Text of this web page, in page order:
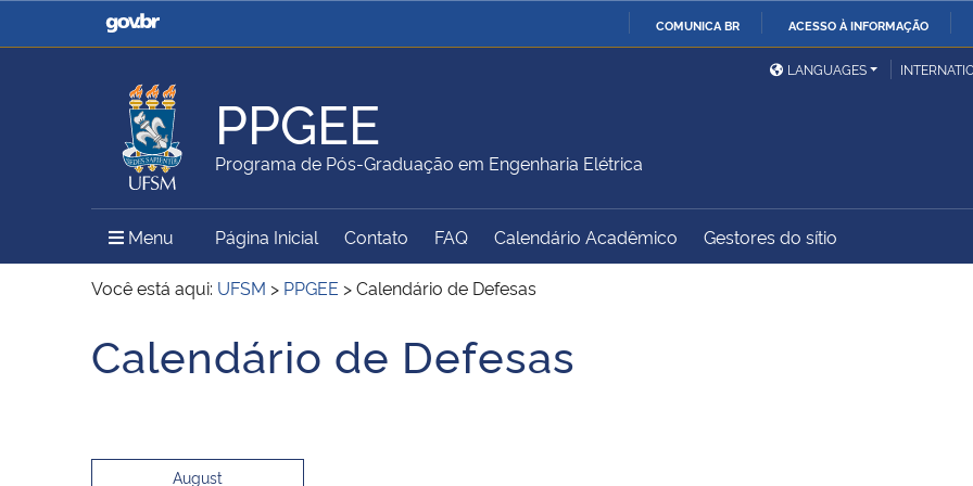
COMUNICA BR ACESSO À INFORMAÇÃO
Casa Civil
Ministério da Justiça e
Ministério da Defesa
Ministério das Relações
Exteriores
Ministério da Agricultura,
Pecuária e Abastecimento
Ministério da Educação
Ministério do Meio Ambiente Ministério do Turismo
Ministério do
Controladoria-Geral da
Secretaria de Governo
Gabinete de Segurança
Advocacia-Geral da União
LANGUAGES
PPGEE
Programa de Pós-Graduação em Engenharia Elétrica
Menu Menu Principal do Sítio
Página Inicial Contato FAQ Calendário Acadêmico Gestores do sítio
Você está aqui: UFSM > PPGEE >Calendário de Defesas
Início do conteúdo
Calendário de Defesas
August